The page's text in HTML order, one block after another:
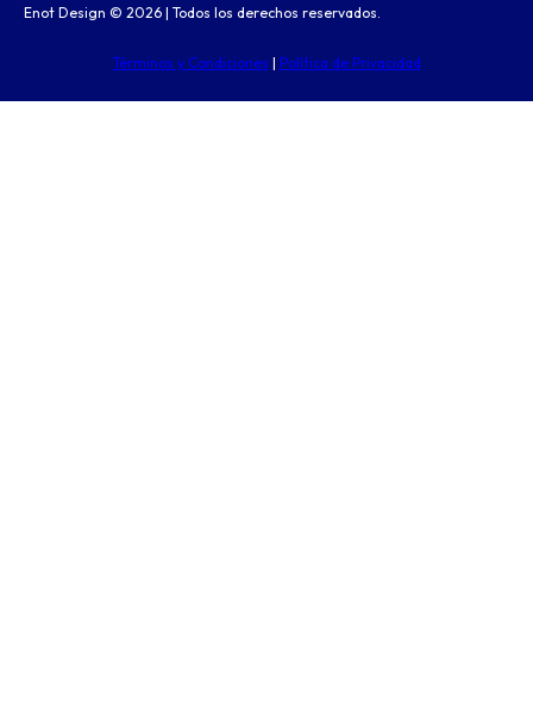
Enot Design © 2026 | Todos los derechos reservados.
Términos y Condiciones | Política de Privacidad